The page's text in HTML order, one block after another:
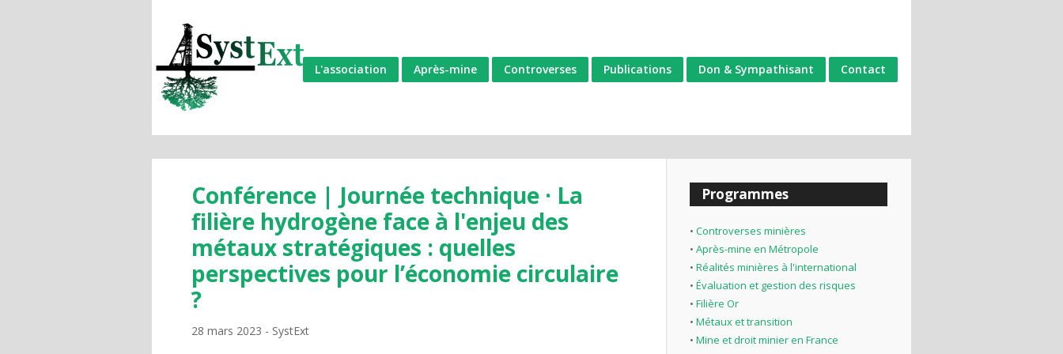
L'association Après-mine Controverses Publications Don & Sympathisant Contact
Conférence | Journée technique · La
filière hydrogène face à l'enjeu des
métaux stratégiques : quelles
perspectives pour l’économie circulaire
?
28 mars 2023 SystExt
Programmes
• Controverses minières
• Après-mine en Métropole
• Réalités minières à l'international
• Évaluation et gestion des risques
• Filière Or
• Métaux et transition
• Mine et droit minier en France